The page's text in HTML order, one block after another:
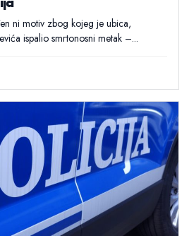
ni motiv zbog kojeg je ubica,
ispalio smrtonosni metak –...